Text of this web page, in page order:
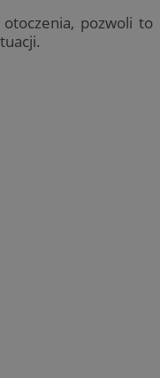
pozwoli to